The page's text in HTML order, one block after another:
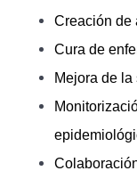
Creación de
Cura de
Mejora de